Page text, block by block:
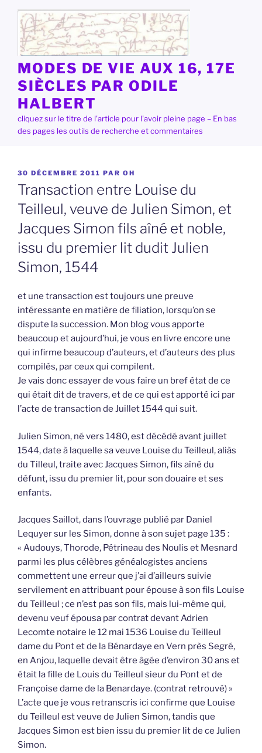
contenu
principal
MODES DE VIE AUX 16, 17E
SIÈCLES PAR ODILE
HALBERT
cliquez sur le titre de l'article pour l'avoir pleine page – En bas
des pages les outils de recherche et commentaires
PUBLIÉ
LE
30 DÉCEMBRE 2011 PAR OH
Transaction entre Louise du
Teilleul, veuve de Julien Simon, et
Jacques Simon fils aîné et noble,
issu du premier lit dudit Julien
Simon, 1544
et une transaction est toujours une preuve
intéressante en matière de filiation, lorsqu’on se
dispute la succession. Mon blog vous apporte
beaucoup et aujourd’hui, je vous en livre encore une
qui infirme beaucoup d’auteurs, et d’auteurs des plus
compilés, par ceux qui compilent.
Je vais donc essayer de vous faire un bref état de ce
qui était dit de travers, et de ce qui est apporté ici par
l’acte de transaction de Juillet 1544 qui suit.
Julien Simon, né vers 1480, est décédé avant juillet
1544, date à laquelle sa veuve Louise du Teilleul, aliàs
du Tilleul, traite avec Jacques Simon, fils aîné du
défunt, issu du premier lit, pour son douaire et ses
enfants.
Jacques Saillot, dans l’ouvrage publié par Daniel
Lequyer sur les Simon, donne à son sujet page 135 :
« Audouys, Thorode, Pétrineau des Noulis et Mesnard
parmi les plus célèbres généalogistes anciens
commettent une erreur que j’ai d’ailleurs suivie
servilement en attribuant pour épouse à son fils Louise
du Teilleul ; ce n’est pas son fils, mais lui-même qui,
devenu veuf épousa par contrat devant Adrien
Lecomte notaire le 12 mai 1536 Louise du Teilleul
dame du Pont et de la Bénardaye en Vern près Segré,
en Anjou, laquelle devait être âgée d’environ 30 ans et
était la fille de Louis du Teilleul sieur du Pont et de
Françoise dame de la Benardaye. (contrat retrouvé) »
L’acte que je vous retranscris ici confirme que Louise
du Teilleul est veuve de Julien Simon, tandis que
Jacques Simon est bien issu du premier lit de ce Julien
Simon.